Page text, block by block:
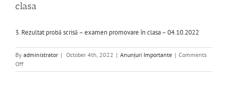
clasa
3. Rezultat probă scrisă – examen promovare în clasa – 04.10.2022
By administrator | October 4th, 2022 | Anunțuri Importante | Comments
Offon
Rezultat